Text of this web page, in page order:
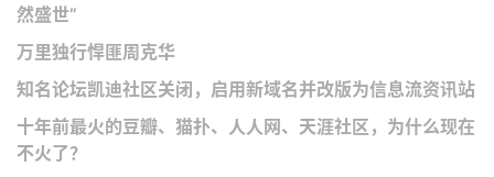
然盛世”
万里独行悍匪周克华
知名论坛凯迪社区关闭，启用新域名并改版为信息流资讯站
十年前最火的豆瓣、猫扑、人人网、天涯社区，为什么现在
不火了？